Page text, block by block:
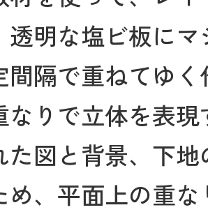
透明な塩ビ板に
間隔で重ねてゆ
なりで立体を表
た図と背景、下
め、平面上の重